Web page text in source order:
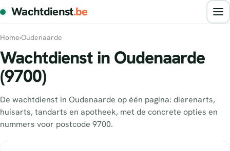
Wachtdienst.be
Home›Oudenaarde
Wachtdienst in Oudenaarde
(9700)
De wachtdienst in Oudenaarde op één pagina: dierenarts,
huisarts, tandarts en apotheek, met de concrete opties en
nummers voor postcode 9700.